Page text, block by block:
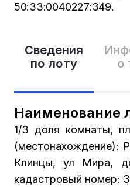
Сведения
по лоту
о
Наименование
1/3 доля комнаты,
(местонахождение):
Клинцы, ул Мира,
кадастровый номер:
50:33:0040227:349.